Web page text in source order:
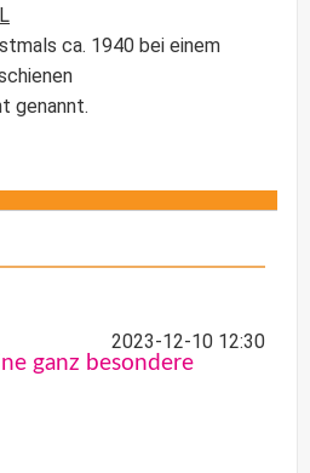
ca. 1940 bei einem
genannt.
2023-12-10 12:30
ganz besondere